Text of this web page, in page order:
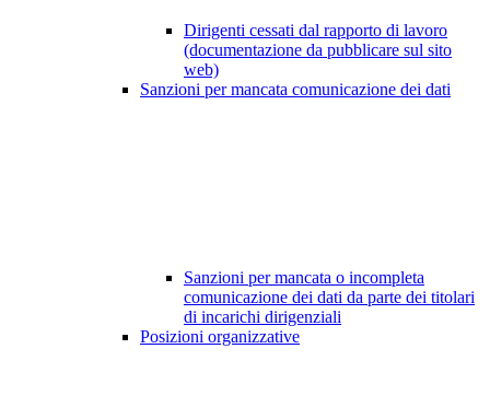
Dirigenti cessati dal rapporto di lavoro
(documentazione da pubblicare sul sito
web)
Sanzioni per mancata comunicazione dei dati
Sanzioni per mancata o incompleta
comunicazione dei dati da parte dei titolari
di incarichi dirigenziali
Posizioni organizzative